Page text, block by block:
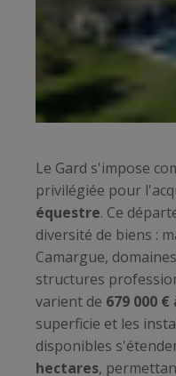
Le Gard s'impose
privilégiée pour
équestre. Ce
diversité de biens :
Camargue,
structures
varient de 679 000 €
superficie et les
disponibles
hectares,